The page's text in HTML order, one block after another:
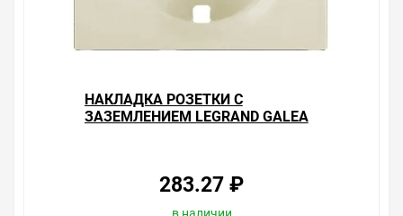
Производитель оставляет за собой право изменять
внешний вид, технические характеристики и
Galea Life Pearl , у нас всегда одни из лучших. Сравните
с прайсом в других магазинах, и вы поймете, что у нас
оптимальное соотношение цены, качества и
сайте можно найти как товары, пользующиеся
повышенным спросом, так и то, что в других
НАКЛАДКА РОЗЕТКИ С
ЗАЗЕМЛЕНИЕМ LEGRAND GALEA
283.27 ₽